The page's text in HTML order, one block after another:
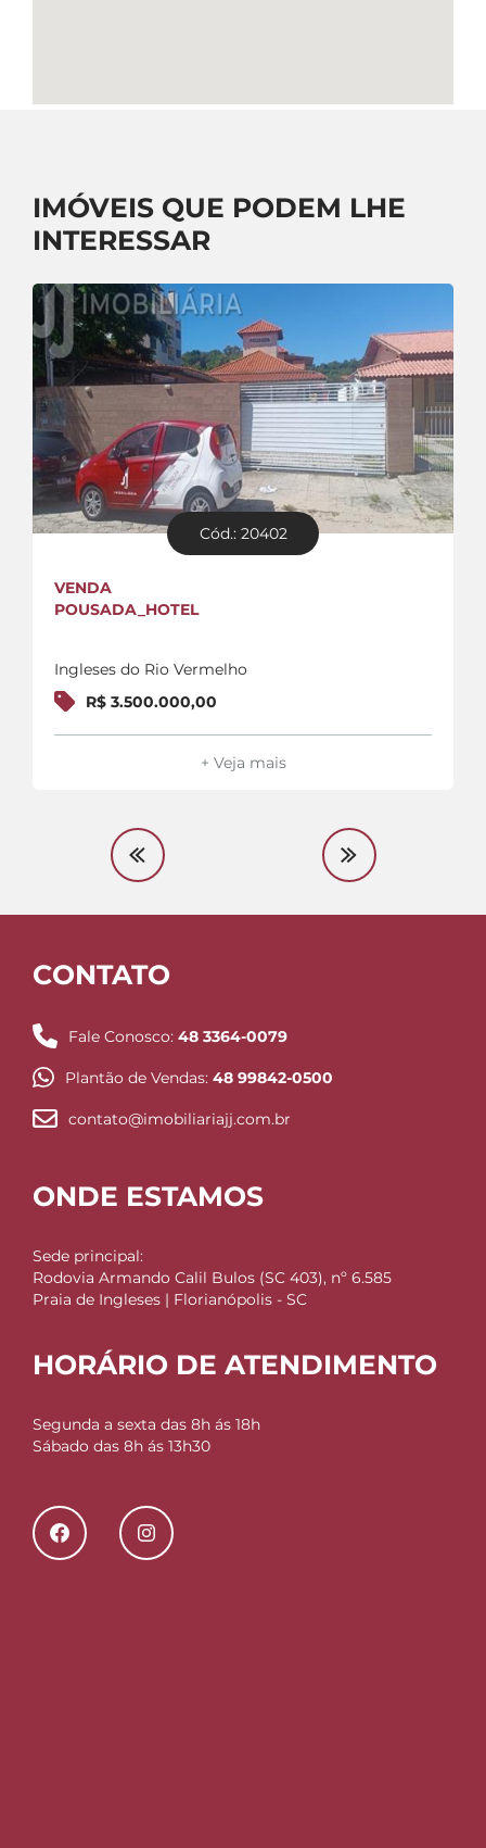
IMÓVEIS QUE PODEM LHE
INTERESSAR
Cód.: 20402
VENDA
POUSADA_HOTEL
Ingleses do Rio Vermelho
R$ 3.500.000,00
+ Veja mais
CONTATO
Fale Conosco: 48 3364-0079
Plantão de Vendas: 48 99842-0500
contato@imobiliariajj.com.br
ONDE ESTAMOS
Sede principal:
Rodovia Armando Calil Bulos (SC 403), nº 6.585
Praia de Ingleses | Florianópolis - SC
HORÁRIO DE ATENDIMENTO
Segunda a sexta das 8h ás 18h
Sábado das 8h ás 13h30